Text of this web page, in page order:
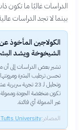
الدراسات غالبًا ما
بينما لا تجد الدراسات
الكولاجين المأخوذ
الشيخوخة ويشد
تشير بعض الدراسات إلى أن
تحسن ترطيب البشرة
وتحليل لـ 23
تكون منخفضة الجودة وممولة
غير الممولة أي فائدة.
المصادر:Tufts University